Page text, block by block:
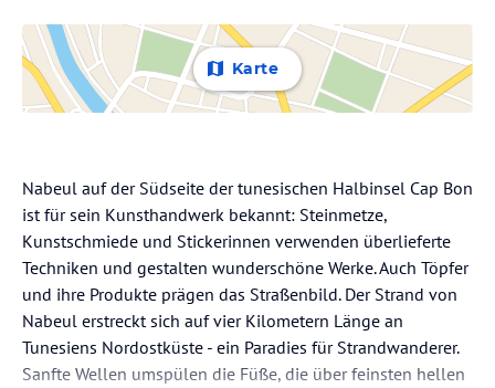
Karte
Nabeul auf der Südseite der tunesischen Halbinsel Cap Bon
ist für sein Kunsthandwerk bekannt: Steinmetze,
Kunstschmiede und Stickerinnen verwenden überlieferte
Techniken und gestalten wunderschöne Werke. Auch Töpfer
und ihre Produkte prägen das Straßenbild. Der Strand von
Nabeul erstreckt sich auf vier Kilometern Länge an
Tunesiens Nordostküste - ein Paradies für Strandwanderer.
Sanfte Wellen umspülen die Füße, die über feinsten hellen